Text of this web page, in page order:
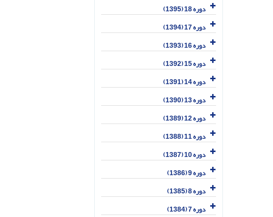
دوره 18 (1395)
دوره 17 (1394)
دوره 16 (1393)
دوره 15 (1392)
دوره 14 (1391)
دوره 13 (1390)
دوره 12 (1389)
دوره 11 (1388)
دوره 10 (1387)
دوره 9 (1386)
دوره 8 (1385)
دوره 7 (1384)